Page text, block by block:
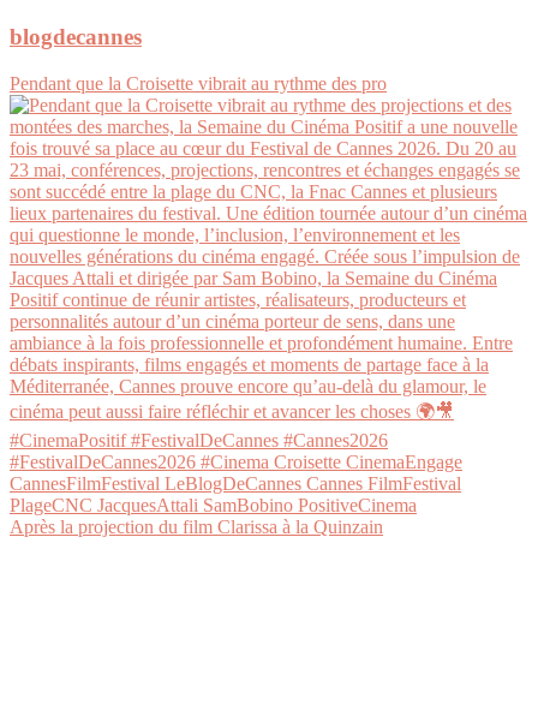
blogdecannes
Pendant que la Croisette vibrait au rythme des pro
Après la projection du film Clarissa à la Quinzain